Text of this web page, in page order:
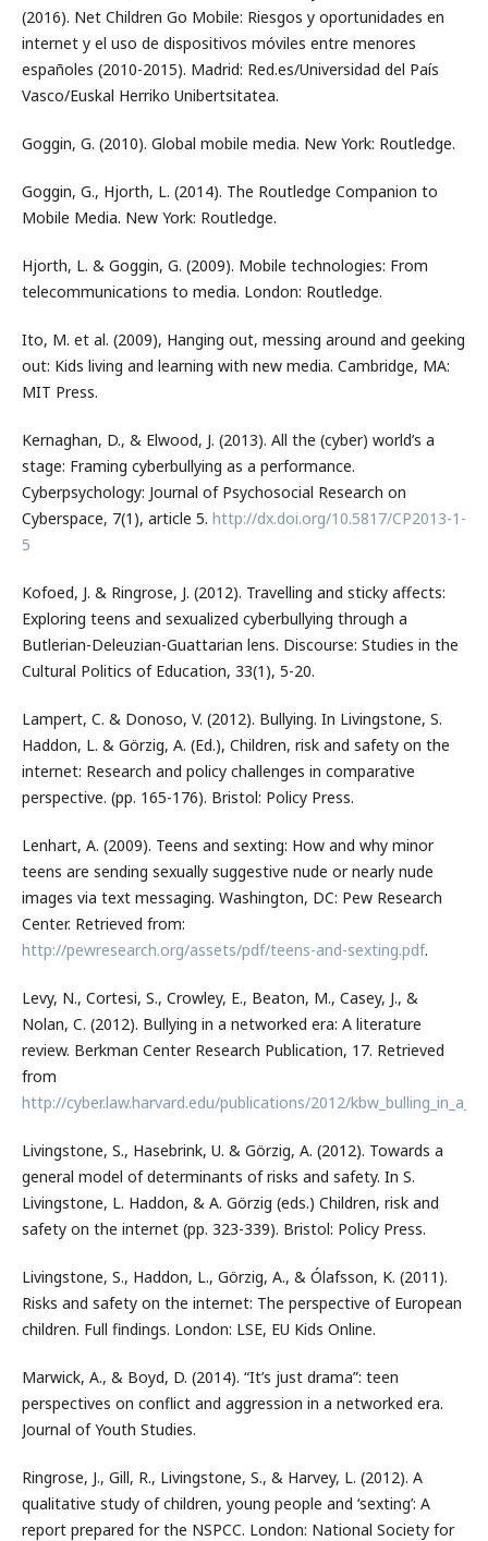
(2016). Net Children Go Mobile: Riesgos y oportunidades en
internet y el uso de dispositivos móviles entre menores
españoles (2010-2015). Madrid: Red.es/Universidad del País
Vasco/Euskal Herriko Unibertsitatea.
Goggin, G. (2010). Global mobile media. New York: Routledge.
Goggin, G., Hjorth, L. (2014). The Routledge Companion to
Mobile Media. New York: Routledge.
Hjorth, L. & Goggin, G. (2009). Mobile technologies: From
telecommunications to media. London: Routledge.
Ito, M. et al. (2009), Hanging out, messing around and geeking
out: Kids living and learning with new media. Cambridge, MA:
MIT Press.
Kernaghan, D., & Elwood, J. (2013). All the (cyber) world’s a
stage: Framing cyberbullying as a performance.
Cyberpsychology: Journal of Psychosocial Research on
Cyberspace, 7(1), article 5. http://dx.doi.org/10.5817/CP2013-1-
5
Kofoed, J. & Ringrose, J. (2012). Travelling and sticky affects:
Exploring teens and sexualized cyberbullying through a
Butlerian-Deleuzian-Guattarian lens. Discourse: Studies in the
Cultural Politics of Education, 33(1), 5-20.
Lampert, C. & Donoso, V. (2012). Bullying. In Livingstone, S.
Haddon, L. & Görzig, A. (Ed.), Children, risk and safety on the
internet: Research and policy challenges in comparative
perspective. (pp. 165-176). Bristol: Policy Press.
Lenhart, A. (2009). Teens and sexting: How and why minor
teens are sending sexually suggestive nude or nearly nude
images via text messaging. Washington, DC: Pew Research
Center. Retrieved from:
http://pewresearch.org/assets/pdf/teens-and-sexting.pdf.
Levy, N., Cortesi, S., Crowley, E., Beaton, M., Casey, J., &
Nolan, C. (2012). Bullying in a networked era: A literature
review. Berkman Center Research Publication, 17. Retrieved
from
http://cyber.law.harvard.edu/publications/2012/
Livingstone, S., Hasebrink, U. & Görzig, A. (2012). Towards a
general model of determinants of risks and safety. In S.
Livingstone, L. Haddon, & A. Görzig (eds.) Children, risk and
safety on the internet (pp. 323-339). Bristol: Policy Press.
Livingstone, S., Haddon, L., Görzig, A., & Ólafsson, K. (2011).
Risks and safety on the internet: The perspective of European
children. Full findings. London: LSE, EU Kids Online.
Marwick, A., & Boyd, D. (2014). “It’s just drama”: teen
perspectives on conflict and aggression in a networked era.
Journal of Youth Studies.
Ringrose, J., Gill, R., Livingstone, S., & Harvey, L. (2012). A
qualitative study of children, young people and ‘sexting’: A
report prepared for the NSPCC. London: National Society for